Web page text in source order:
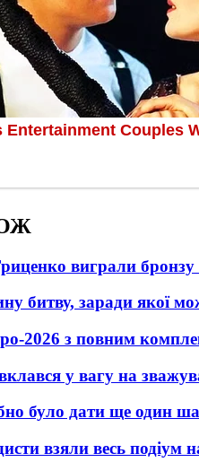
виграли
битву, заради якої
2026 з повним
у вагу на
було дати ще один
взяли весь